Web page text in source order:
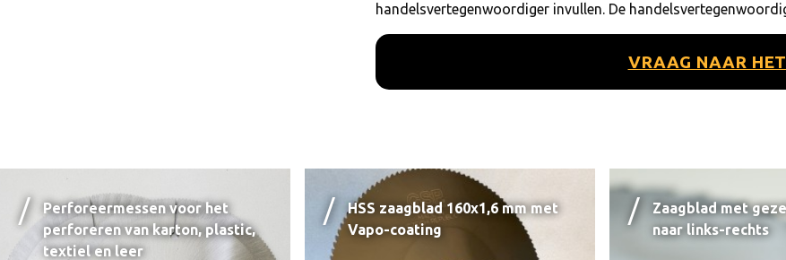
handelsvertegenwoordiger invullen. De
VRAAG NAAR
Perforeermessen voor het
perforeren van karton, plastic,
textiel en leer
HSS zaagblad 160x1,6 mm met
Vapo-coating
Zaagblad met
naar links-rechts